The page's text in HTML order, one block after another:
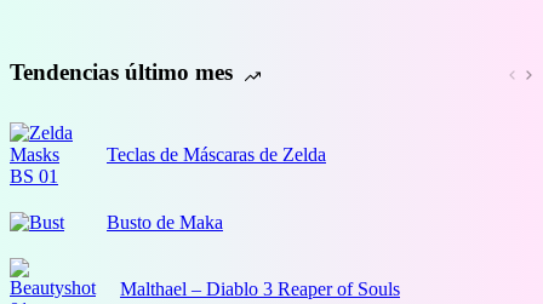
Tendencias último mes
Teclas de Máscaras de Zelda
Busto de Maka
Malthael – Diablo 3 Reaper of Souls